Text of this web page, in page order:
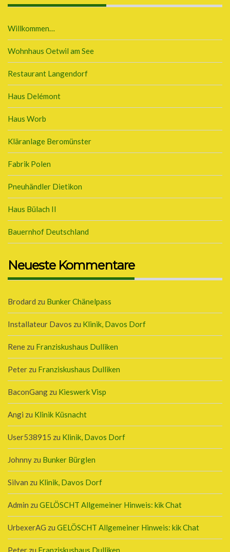
Willkommen…
Wohnhaus Oetwil am See
Restaurant Langendorf
Haus Delémont
Haus Worb
Kläranlage Beromünster
Fabrik Polen
Pneuhändler Dietikon
Haus Bülach II
Bauernhof Deutschland
Neueste Kommentare
Brodard zu Bunker Chänelpass
Installateur Davos zu Klinik, Davos Dorf
Rene zu Franziskushaus Dulliken
Peter zu Franziskushaus Dulliken
BaconGang zu Kieswerk Visp
Angi zu Klinik Küsnacht
User538915 zu Klinik, Davos Dorf
Johnny zu Bunker Bürglen
Silvan zu Klinik, Davos Dorf
Admin zu GELÖSCHT Allgemeiner Hinweis: kik Chat
UrbexerAG zu GELÖSCHT Allgemeiner Hinweis: kik Chat
Peter zu Franziskushaus Dulliken